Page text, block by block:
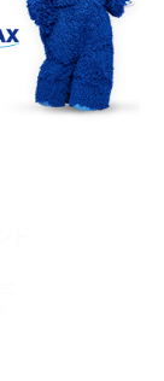
能の違いを徹底解説
底比較